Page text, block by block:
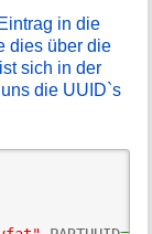
in die
dies über die
sich in der
die UUID`s